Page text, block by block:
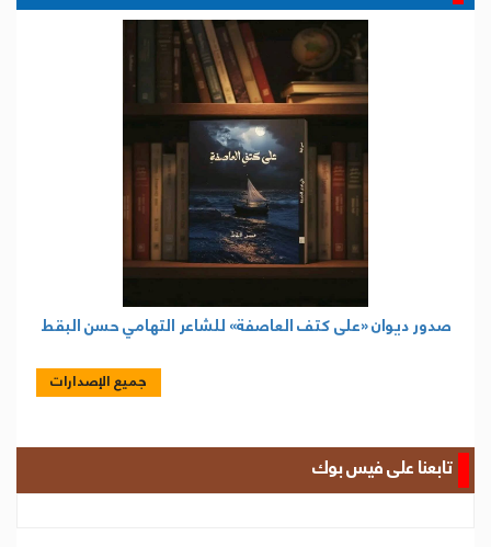
صدور ديوان «على كتف العاصفة» للشاعر التهامي حسن البقط
جميع الإصدارات
تابعنا على فيس بوك